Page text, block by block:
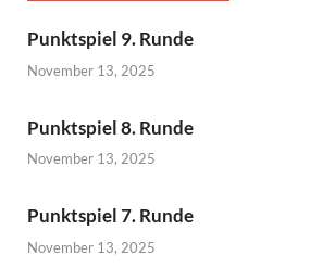
Punktspiel 9. Runde
November 13, 2025
Punktspiel 8. Runde
November 13, 2025
Punktspiel 7. Runde
November 13, 2025